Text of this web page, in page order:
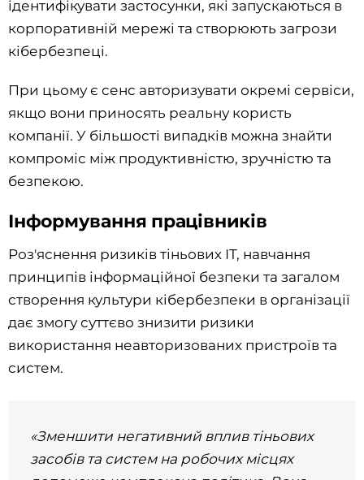
ідентифікувати застосунки, які запускаються в
корпоративній мережі та створюють загрози
кібербезпеці.
При цьому є сенс авторизувати окремі сервіси,
якщо вони приносять реальну користь
компанії. У більшості випадків можна знайти
компроміс між продуктивністю, зручністю та
безпекою.
Інформування працівників
Роз'яснення ризиків тіньових IT, навчання
принципів інформаційної безпеки та загалом
створення культури кібербезпеки в організації
дає змогу суттєво знизити ризики
використання неавторизованих пристроїв та
систем.
«Зменшити негативний вплив тіньових
засобів та систем на робочих місцях